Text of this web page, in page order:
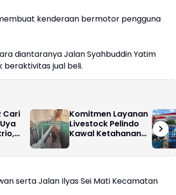
kenderaan bermotor pengguna
diantaranya Jalan Syahbuddin Yatim
beraktivitas jual beli.
Cari
yang
Komitmen Layanan
Livestock Pelindo
Kawal Ketahanan
serta Jalan Ilyas Sei Mati Kecamatan